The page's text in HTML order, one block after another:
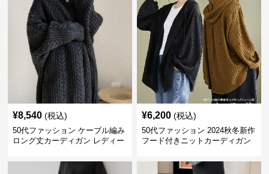
¥8,540 (税込)
50代ファッション ケーブル編み
ロング丈カーディガン レディー
¥6,200 (税込)
50代ファッション 2024秋冬新作
フード付きニットカーディガン